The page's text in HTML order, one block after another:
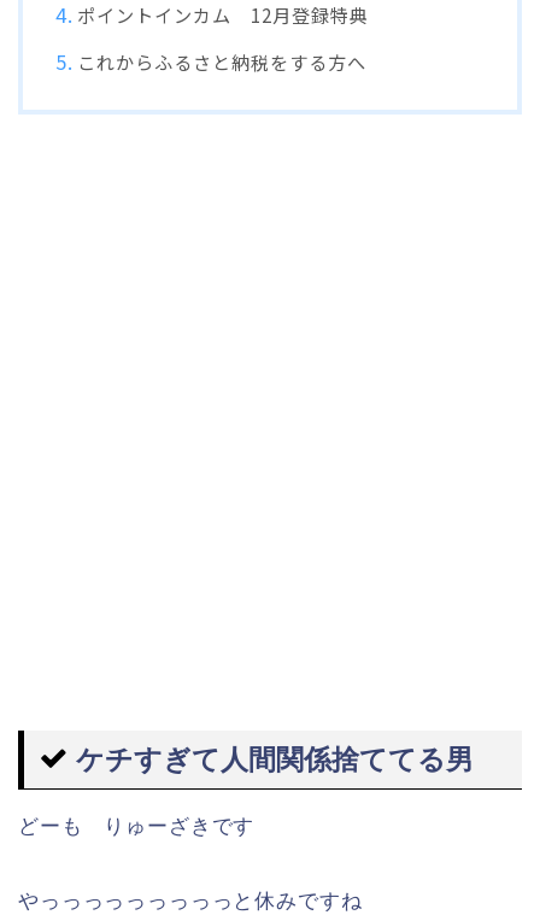
ポイントインカム 12月登録特典
これからふるさと納税をする方へ
ケチすぎて人間関係捨ててる男
どーも りゅーざきです
やっっっっっっっっっと休みですね